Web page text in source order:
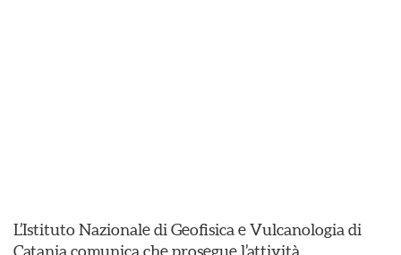
L’Istituto Nazionale di Geofisica e Vulcanologia di
Catania comunica che prosegue l’attività